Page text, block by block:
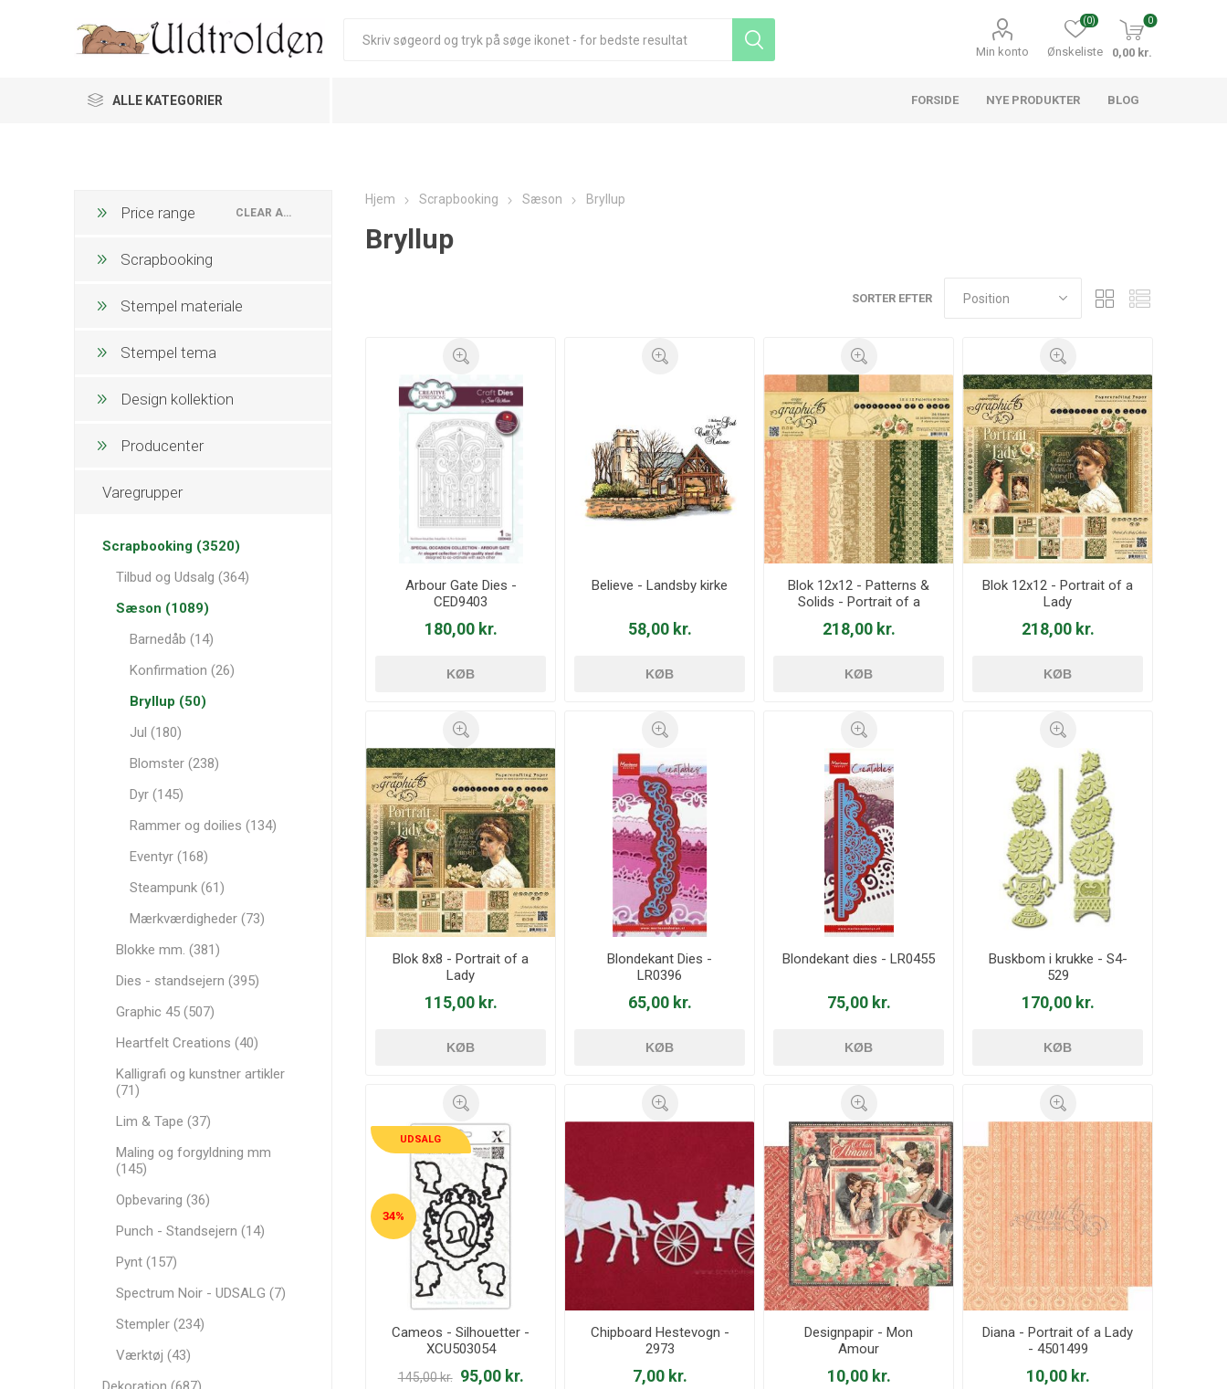
Min konto Ønskeliste
(0) 0
0,00 kr.
ALLE KATEGORIER FORSIDE NYE PRODUKTER BLOG
Hjem Scrapbooking Sæson Bryllup
Bryllup
SORTER EFTER
Arbour Gate Dies -
CED9403
180,00 kr.
KØB
Believe - Landsby kirke
58,00 kr.
KØB
Blok 12x12 - Patterns &
Solids - Portrait of a
218,00 kr.
KØB
Blok 12x12 - Portrait of a
Lady
218,00 kr.
KØB
Blok 8x8 - Portrait of a
Lady
115,00 kr.
KØB
Blondekant Dies -
LR0396
65,00 kr.
KØB
Blondekant dies - LR0455
75,00 kr.
KØB
Buskbom i krukke - S4-
529
170,00 kr.
KØB
UDSALG
34%
Cameos - Silhouetter -
XCU503054
145,00 kr. 95,00 kr.
Chipboard Hestevogn -
2973
7,00 kr.
Designpapir - Mon
Amour
10,00 kr.
Diana - Portrait of a Lady
- 4501499
10,00 kr.
CLEAR ALL
Price range
Scrapbooking
Stempel materiale
Stempel tema
Design kollektion
Producenter
Varegrupper
Scrapbooking (3520)
Tilbud og Udsalg (364)
Sæson (1089)
Barnedåb (14)
Konfirmation (26)
Bryllup (50)
Jul (180)
Blomster (238)
Dyr (145)
Rammer og doilies (134)
Eventyr (168)
Steampunk (61)
Mærkværdigheder (73)
Blokke mm. (381)
Dies - standsejern (395)
Graphic 45 (507)
Heartfelt Creations (40)
Kalligrafi og kunstner artikler
(71)
Lim & Tape (37)
Maling og forgyldning mm
(145)
Opbevaring (36)
Punch - Standsejern (14)
Pynt (157)
Spectrum Noir - UDSALG (7)
Stempler (234)
Værktøj (43)